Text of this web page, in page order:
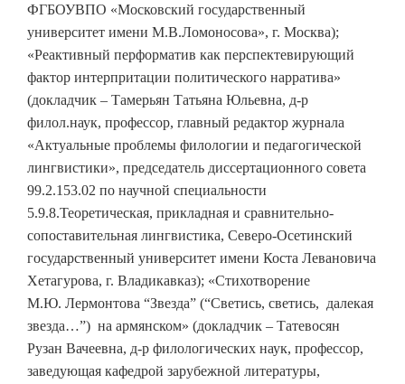
ФГБОУВПО «Московский государственный
университет имени М.В.Ломоносова», г. Москва);
«Реактивный перформатив как перспектевирующий
фактор интерпритации политического нарратива»
(докладчик – Тамерьян Татьяна Юльевна, д-р
филол.наук, профессор, главный редактор журнала
«Актуальные проблемы филологии и педагогической
лингвистики», председатель диссертационного совета
99.2.153.02 по научной специальности
5.9.8.Теоретическая, прикладная и сравнительно-
сопоставительная лингвистика, Северо-Осетинский
государственный университет имени Коста Левановича
Хетагурова, г. Владикавказ); «Стихотворение
М.Ю. Лермонтова “Звезда” (“Светись, светись, далекая
звезда…”) на армянском» (докладчик – Татевосян
Рузан Вачеевна, д-р филологических наук, профессор,
заведующая кафедрой зарубежной литературы,